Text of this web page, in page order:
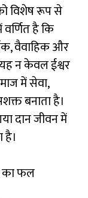
विशेष रूप से
वर्णित है कि
वैवाहिक और
न केवल ईश्वर
में सेवा,
बनाता है।
दान जीवन में
का फल